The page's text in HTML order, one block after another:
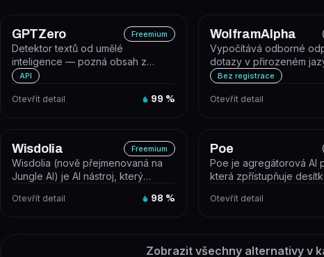
GPTZero Freemium
Detektor textů od umělé
inteligence — pozná obsah z
ChatGPT, GPT-5, Claude i Gemini a
API
Otevřít detail 99 %
WolframAlpha
Vypočítává odborné
dotazy v přirozeném
pomocí algoritmů,
Bez registrace
Otevřít detail
Wisdolia Freemium
Wisdolia (nově přejmenovaná na
Jungle AI) je AI nástroj, který
Otevřít detail 98 %
Poe
Poe je agregátorová AI
která zpřístupňuje
Otevřít detail
Zobrazit všechny alternativy v